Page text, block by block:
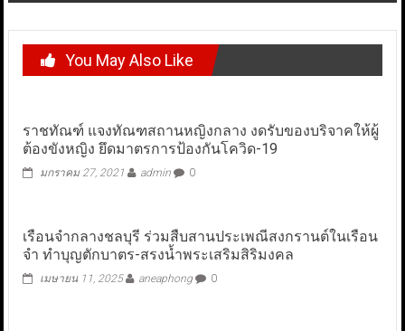
You May Also Like
ราชทัณฑ์ แจงทัณฑสถานหญิงกลาง งดรับของบริจาคให้ผู้
ต้องขังหญิง ยึดมาตรการป้องกันโควิด-19
มกราคม 27, 2021 admin 0
เรือนจำกลางชลบุรี ร่วมสืบสานประเพณีสงกรานต์ในเรือน
จำ ทำบุญตักบาตร-สรงน้ำพระเสริมสิริมงคล
เมษายน 11, 2025 aneaphong 0